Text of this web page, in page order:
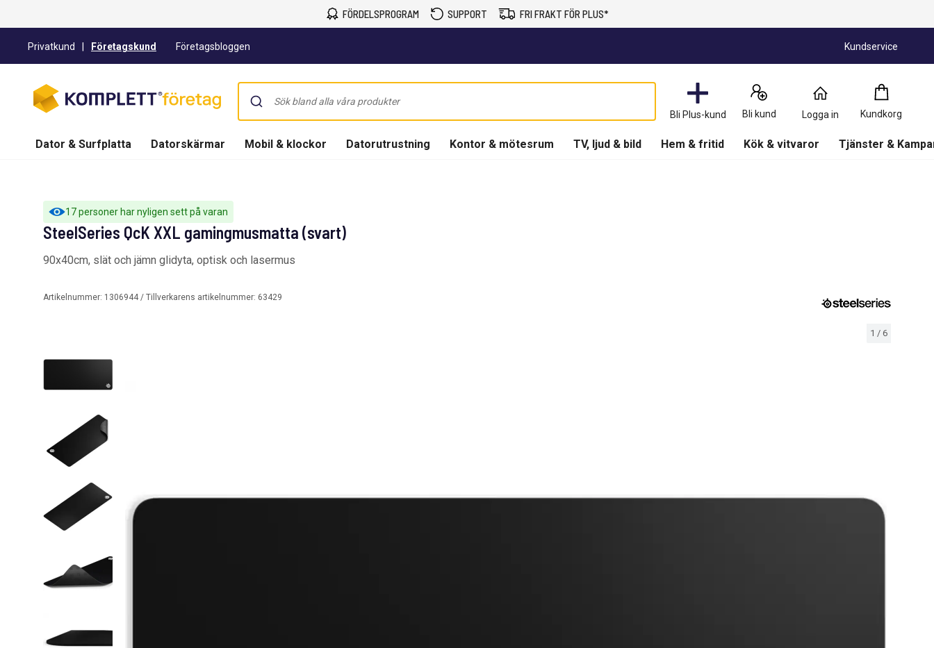
FÖRDELSPROGRAM SUPPORT FRI FRAKT FÖR PLUS*
Privatkund Företagskund Företagsbloggen Kundservice
Bli Plus-kund Bli kund Logga in Kundkorg
Kundkorg
0
Produkter
Dator & Surfplatta Datorskärmar Mobil & klockor Datorutrustning Kontor & mötesrum TV, ljud & bild Hem & fritid Kök & vitvaror Tjänster &
17 personer har nyligen sett på varan
1 / 6
SteelSeries QcK XXL gamingmusmatta (svart)
90x40cm, slät och jämn glidyta, optisk och lasermus
Artikelnummer: 1306944 / Tillverkarens artikelnummer: 63429